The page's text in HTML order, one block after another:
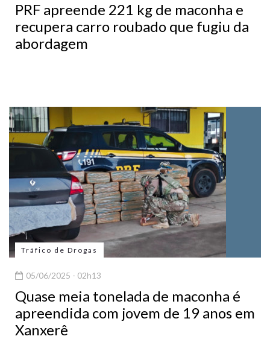
PRF apreende 221 kg de maconha e
recupera carro roubado que fugiu da
abordagem
Tráfico de Drogas
05/06/2025 - 02h13
Quase meia tonelada de maconha é
apreendida com jovem de 19 anos em
Xanxerê